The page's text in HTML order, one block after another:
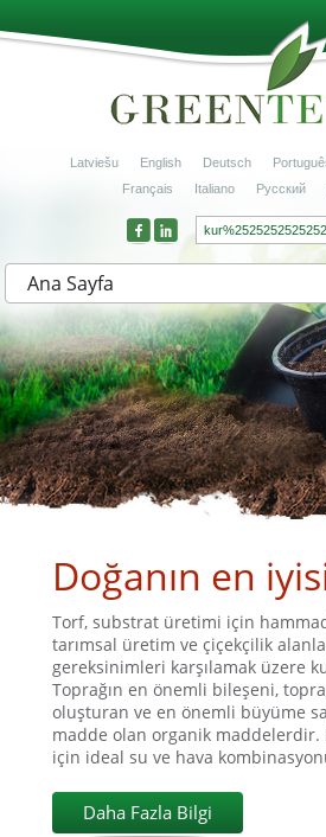
Latviešu English Deutsch
Français
Italiano Русский
Ana Sayfa
Doğanın en
Torf, substrat üretimi için
tarımsal üretim ve çiçekçilik
gereksinimleri karşılamak üzere
Toprağın en önemli bileşeni,
oluşturan ve en önemli büyüme
madde olan organik
için ideal su ve hava
Daha Fazla Bilgi